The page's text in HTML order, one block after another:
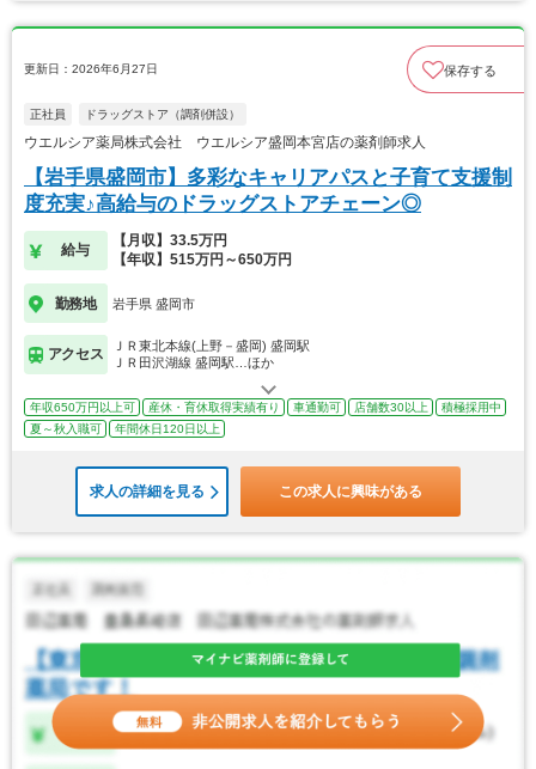
更新日：2026年6月27日 保存する
正社員 ドラッグストア（調剤併設）
ウエルシア薬局株式会社 ウエルシア盛岡本宮店の薬剤師求人
【岩手県盛岡市】多彩なキャリアパスと子育て支援制
度充実♪高給与のドラッグストアチェーン◎
給与
【月収】33.5万円
【年収】515万円～650万円
勤務地 岩手県 盛岡市
アクセス
ＪＲ東北本線(上野－盛岡) 盛岡駅
ＪＲ田沢湖線 盛岡駅…ほか
年収650万円以上可 産休・育休取得実績有り 車通勤可 店舗数30以上
積極採用中
夏～秋入職可
年間休日120日以上
求人の詳細を見る この求人に興味がある